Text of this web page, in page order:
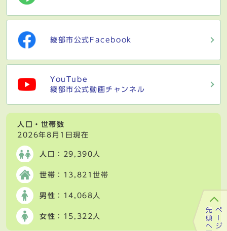
綾部市公式Facebook
YouTube
綾部市公式動画チャンネル
人口・世帯数
2026年8月1日現在
人口 ：29,390人
世帯 ：13,821世帯
男性 ：14,068人
女性 ：15,322人